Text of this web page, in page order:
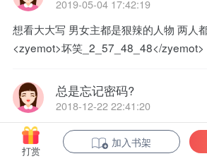
2019-05-04 17:42:19
想看大大写 男女主都是狠辣的人物 两人
<zyemot>坏笑_2_57_48_48</zyemot>
总是忘记密码?
2018-12-22 22:41:20
作者君 给个准话 这本书还有没有了 要
这每天不干别的了 过个三五分钟就看看
打赏
加入书架